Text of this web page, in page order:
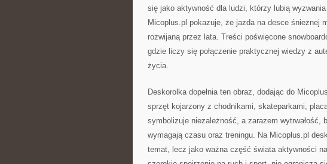
się jako aktywność dla ludzi, którzy lubią
Micoplus.pl pokazuje, że jazda na desce śnieżnej
rozwijaną przez lata. Treści poświęcone
gdzie liczy się połączenie praktycznej wiedzy z
życia.
Deskorolka dopełnia ten obraz, dodając do
sprzęt kojarzony z chodnikami, skateparkami,
symbolizuje niezależność, a zarazem
wymagają czasu oraz treningu. Na Micoplus.pl
temat, lecz jako ważna część świata aktywności